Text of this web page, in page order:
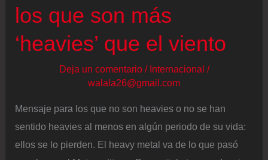
los que son más
‘heavies’ que el viento
Deja un comentario / Internacional /
walala26@gmail.com
Mensaje para los que no son heavies o no se han
sentido heavies al menos en algún periodo de su vida:
ellos se lo pierden. El heavy metal va de lo que pasó